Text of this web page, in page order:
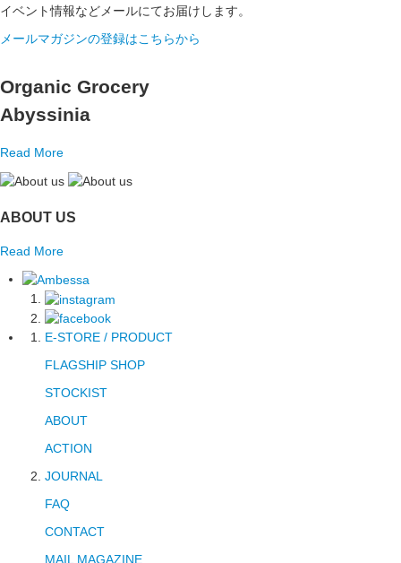
イベント情報などメールにてお届けします。
メールマガジンの登録はこちらから
Organic Grocery
Abyssinia
Read More
ABOUT US
Read More
E-STORE / PRODUCT
FLAGSHIP SHOP
STOCKIST
ABOUT
ACTION
JOURNAL
FAQ
CONTACT
MAIL MAGAZINE